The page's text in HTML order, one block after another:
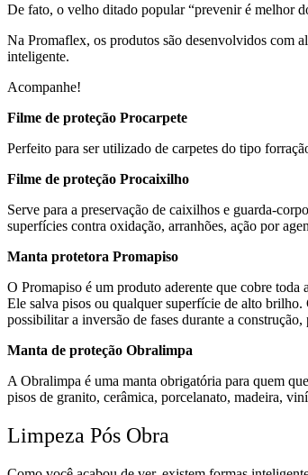
De fato, o velho ditado popular “prevenir é melhor
Na Promaflex, os produtos são desenvolvidos com
inteligente.
Acompanhe!
Filme de proteção Procarpete
Perfeito para ser utilizado de carpetes do tipo
Filme de proteção Procaixilho
Serve para a preservação de caixilhos e guarda-
superfícies contra oxidação, arranhões, ação por
Manta protetora Promapiso
O Promapiso é um produto aderente que cobre toda
Ele salva pisos ou qualquer superfície de alto
possibilitar a inversão de fases durante a
Manta de proteção Obralimpa
A Obralimpa é uma manta obrigatória para quem
pisos de granito, cerâmica, porcelanato, madeira,
Limpeza Pós Obra